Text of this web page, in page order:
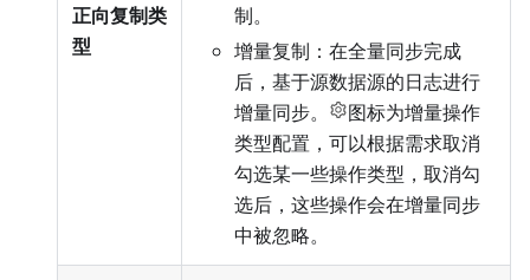
正向复制类
型
制。
增量复制：在全量同步完成
后，基于源数据源的日志进行
增量同步。
图标为增量操作
类型配置，可以根据需求取消
勾选某一些操作类型，取消勾
选后，这些操作会在增量同步
中被忽略。